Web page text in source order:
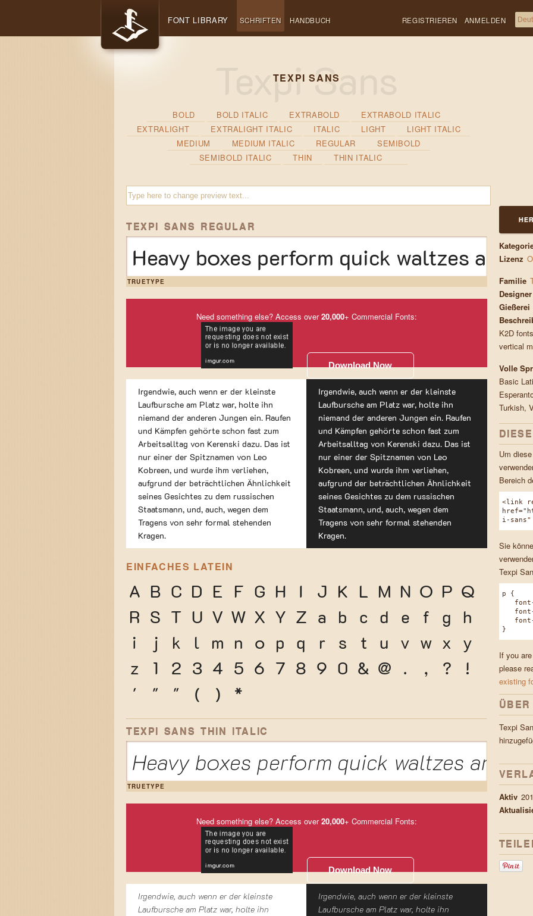
REGISTRIEREN ANMELDEN
FONT LIBRARY SCHRIFTEN HANDBUCH
TEXPI SANS
BOLD BOLD ITALIC EXTRABOLD
EXTRABOLD ITALIC
EXTRALIGHT
EXTRALIGHT ITALIC ITALIC LIGHT
LIGHT ITALIC
MEDIUM
MEDIUM ITALIC REGULAR
SEMIBOLD
SEMIBOLD ITALIC
THIN THIN ITALIC
TEXPI SANS REGULAR
Heavy boxes perform quick waltzes and
TRUETYPE
Need something else? Access over20,000+ Commercial Fonts:
Download Now
Irgendwie, auch wenn er der kleinste
Laufbursche am Platz war, holte ihn
niemand der anderen Jungen ein. Raufen
und Kämpfen gehörte schon fast zum
Arbeitsalltag von Kerenski dazu. Das ist
nur einer der Spitznamen von Leo
Kobreen, und wurde ihm verliehen,
aufgrund der beträchtlichen Ähnlichkeit
seines Gesichtes zu dem russischen
Staatsmann, und, auch, wegen dem
Tragens von sehr formal stehenden
Kragen.
Irgendwie, auch wenn er der kleinste
Laufbursche am Platz war, holte ihn
niemand der anderen Jungen ein. Raufen
und Kämpfen gehörte schon fast zum
Arbeitsalltag von Kerenski dazu. Das ist
nur einer der Spitznamen von Leo
Kobreen, und wurde ihm verliehen,
aufgrund der beträchtlichen Ähnlichkeit
seines Gesichtes zu dem russischen
Staatsmann, und, auch, wegen dem
Tragens von sehr formal stehenden
Kragen.
EINFACHES LATEIN
A B C D E F G H I J K L M N O P Q
R S T U V W X Y Z a b c d e f g
h
i
j k l m n o p q r s t u v w x y
z
1 2 3 4 5 6 7 8 9 0 & @ . , ?
!
'
" " ( ) *
TEXPI SANS THIN ITALIC
Heavy boxes perform quick waltzes and
TRUETYPE
Need something else? Access over20,000+ Commercial Fonts:
Download Now
Irgendwie, auch wenn er der kleinste
Laufbursche am Platz war, holte ihn
Irgendwie, auch wenn er der kleinste
Laufbursche am Platz war, holte ihn
Lizenz
Familie
Designer
Gießerei
K2D
vertical
Volle
Basic
Turkish,
Um
Bereich
<link
i-
Sie
Texpi
p {
font-
font-
font-
}
If you
please
existing
Texpi
Aktiv